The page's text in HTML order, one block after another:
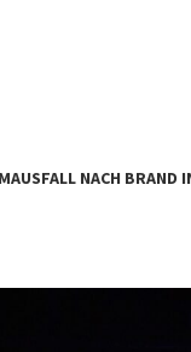
NACH BRAND